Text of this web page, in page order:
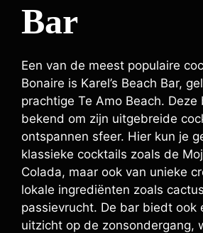
Bar
Een van de meest populaire
Bonaire is Karel’s Beach Bar,
prachtige Te Amo Beach. Deze
bekend om zijn uitgebreide
ontspannen sfeer. Hier kun je
klassieke cocktails zoals de
Colada, maar ook van unieke
lokale ingrediënten zoals
passievrucht. De bar biedt ook
uitzicht op de zonsondergang,